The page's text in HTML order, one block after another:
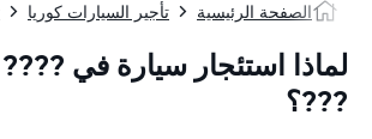
الصفحة الرئيسية تأجير السيارات كوريا
لماذا استئجار سيارة في
???؟